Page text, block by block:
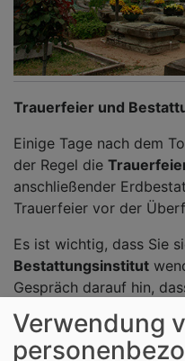
Trauerfeier und
Einige Tage nach dem
der Regel die
anschließender
Trauerfeier vor der
Es ist wichtig, dass Sie
Bestattungsinstitut
Gespräch darauf hin,
zuständige Pfarrer oder
und die geplante
werden sollen. Den
Verwendung